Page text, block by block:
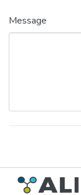
Message